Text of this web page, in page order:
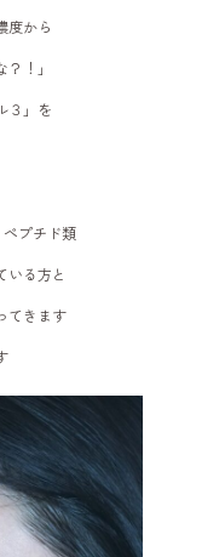
度から
！」
３」を
プチド類
いる方と
てきます